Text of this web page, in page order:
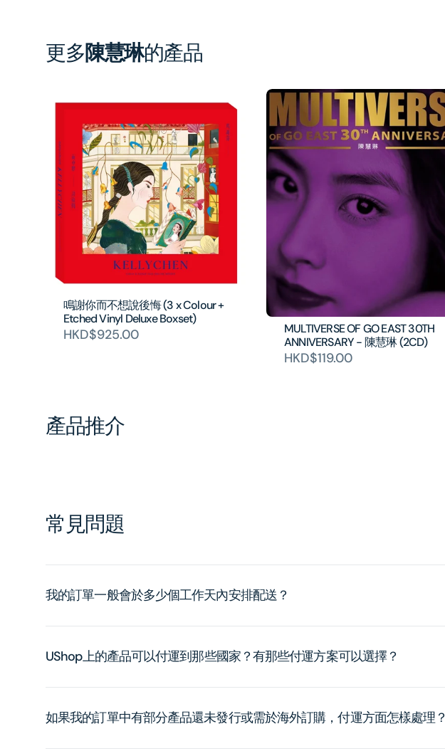
更多陳慧琳的產品
鳴謝你而不想說後悔 (3 x Colour +
Etched Vinyl Deluxe Boxset)
HKD$925.00
MULTIVERSE OF GO EAST 30TH
ANNIVERSARY - 陳慧琳 (2CD)
HKD$119.00
產品推介
常見問題
我的訂單一般會於多少個工作天內安排配送？
UShop上的產品可以付運到那些國家？有那些付運方案可以選擇？
如果我的訂單中有部分產品還未發行或需於海外訂購，付運方面怎樣處理？